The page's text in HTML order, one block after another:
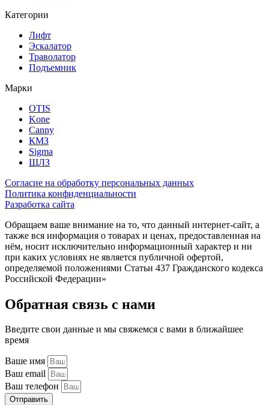
Категории
Лифт
Эскалатор
Траволатор
Подъемник
Марки
OTIS
Kone
Canny
КМЗ
Sigma
ЩЛЗ
Согласие на обработку персональных данных
Политика конфиденциальности
Разработка сайта
Обращаем ваше внимание на то, что данный интернет-сайт, а
также вся информация о товарах и ценах, предоставленная на
нём, носит исключительно информационный характер и ни
при каких условиях не является публичной офертой,
определяемой положениями Статьи 437 Гражданского кодекса
Российской Федерации»
Обратная связь с нами
Введите свои данные и мы свяжемся с вами в ближайшее
время
Ваше имя
Ваш email
Ваш телефон
Отправить